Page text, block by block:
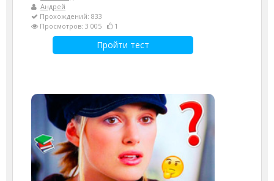
Андрей
Прохождений: 833
Просмотров: 3 005
1
Пройти тест